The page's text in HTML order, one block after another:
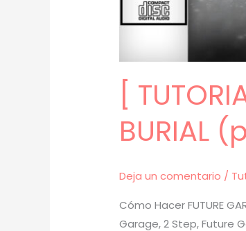
[
BURIAL
Deja un comentario /
Cómo Hacer FUTURE
Garage, 2 Step, Future